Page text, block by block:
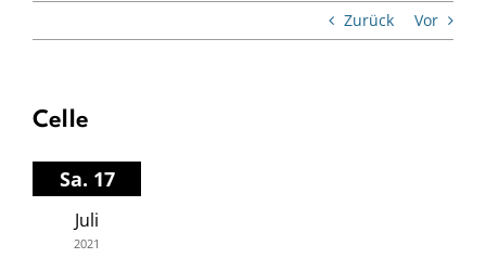
Zurück Vor
Celle
Sa. 17
Juli
2021